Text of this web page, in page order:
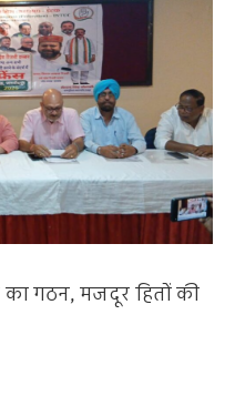
का गठन, मजदूर हितों की